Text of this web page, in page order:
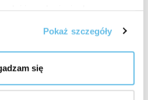
Pokaż szczegóły
się
+ 3